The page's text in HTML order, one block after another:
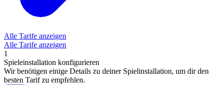
Alle Tarife anzeigen
Alle Tarife anzeigen
1
Spieleinstallation konfigurieren
Wir benötigen einige Details zu deiner Spielinstallation, um dir den
besten Tarif zu empfehlen.